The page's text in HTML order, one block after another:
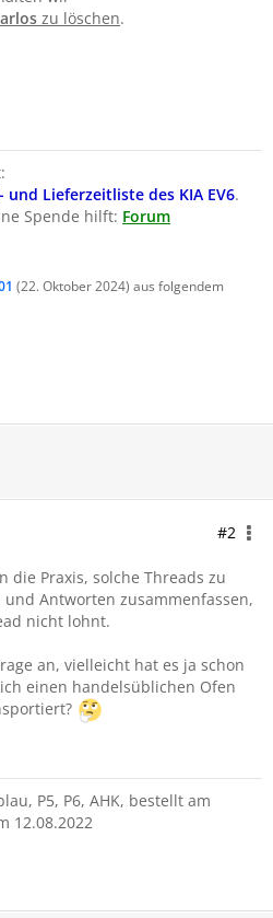
zu löschen.
und Lieferzeitliste des KIA EV6.
Spende hilft: Forum
(22. Oktober 2024) aus folgendem
#2
die Praxis, solche Threads zu
Antworten zusammenfassen,
nicht lohnt.
an, vielleicht hat es ja schon
einen handelsüblichen Ofen
P5, P6, AHK, bestellt am
12.08.2022